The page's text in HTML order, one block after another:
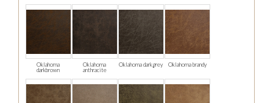
Oklahoma
darkbrown
Oklahoma
anthracite
Oklahoma darkgrey Oklahoma brandy